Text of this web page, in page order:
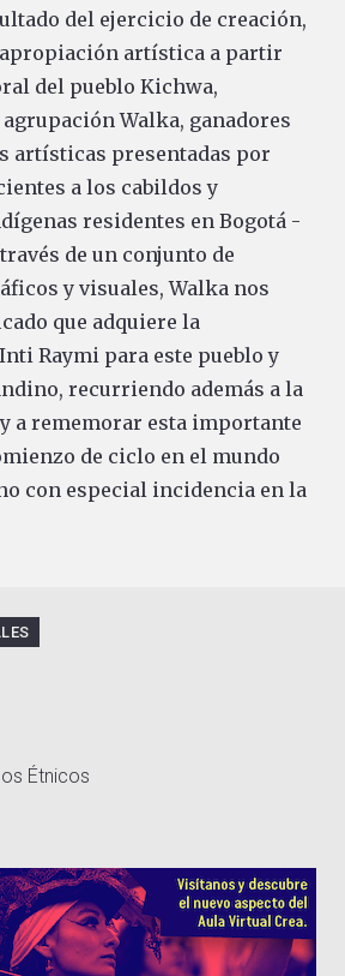
del ejercicio de creación,
artística a partir
del pueblo Kichwa,
Walka, ganadores
artísticas presentadas por
a los cabildos y
residentes en Bogotá -
de un conjunto de
y visuales, Walka nos
que adquiere la
Raymi para este pueblo y
recurriendo además a la
a rememorar esta importante
de ciclo en el mundo
con especial incidencia en la
Étnicos